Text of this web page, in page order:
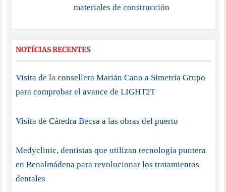
materiales de construcción
NOTÍCIAS RECENTES
Visita de la consellera Marián Cano a Simetría Grupo
para comprobar el avance de LIGHT2T
Visita de Cátedra Becsa a las obras del puerto
Medyclinic, dentistas que utilizan tecnología puntera
en Benalmádena para revolucionar los tratamientos
dentales